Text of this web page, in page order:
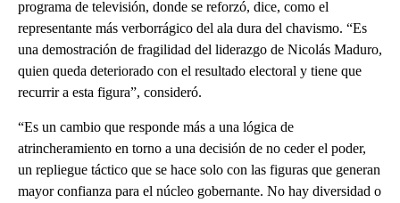
programa de televisión, donde se reforzó, dice, como el
representante más verborrágico del ala dura del chavismo. “Es
una demostración de fragilidad del liderazgo de Nicolás Maduro,
quien queda deteriorado con el resultado electoral y tiene que
recurrir a esta figura”, consideró.
“Es un cambio que responde más a una lógica de
atrincheramiento en torno a una decisión de no ceder el poder,
un repliegue táctico que se hace solo con las figuras que generan
mayor confianza para el núcleo gobernante. No hay diversidad o